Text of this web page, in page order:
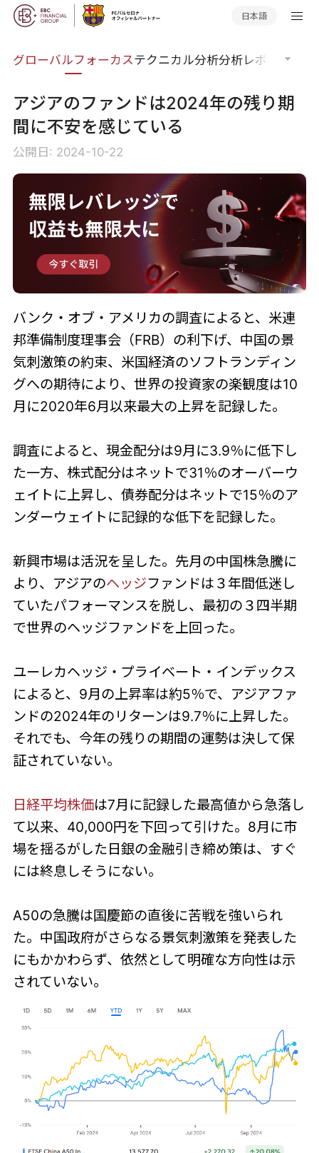
日本語
グローバルフォーカステクニカル分析分析レポート
アジアのファンドは2024年の残り期
間に不安を感じている
公開日: 2024-10-22
バンク・オブ・アメリカの調査によると、米連
邦準備制度理事会（FRB）の利下げ、中国の景
気刺激策の約束、米国経済のソフトランディン
グへの期待により、世界の投資家の楽観度は10
月に2020年6月以来最大の上昇を記録した。
調査によると、現金配分は9月に3.9％に低下し
た一方、株式配分はネットで31％のオーバーウ
ェイトに上昇し、債券配分はネットで15％のア
ンダーウェイトに記録的な低下を記録した。
新興市場は活況を呈した。先月の中国株急騰に
より、アジアのヘッジファンドは３年間低迷し
ていたパフォーマンスを脱し、最初の３四半期
で世界のヘッジファンドを上回った。
ユーレカヘッジ・プライベート・インデックス
によると、9月の上昇率は約5％で、アジアファ
ンドの2024年のリターンは9.7％に上昇した。
それでも、今年の残りの期間の運勢は決して保
証されていない。
日経平均株価は7月に記録した最高値から急落し
て以来、40,000円を下回って引けた。8月に市
場を揺るがした日銀の金融引き締め策は、すぐ
には終息しそうにない。
A50の急騰は国慶節の直後に苦戦を強いられ
た。中国政府がさらなる景気刺激策を発表した
にもかかわらず、依然として明確な方向性は示
されていない。